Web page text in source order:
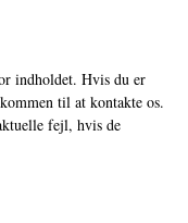
indholdet. Hvis du er
til at kontakte os.
fejl, hvis de